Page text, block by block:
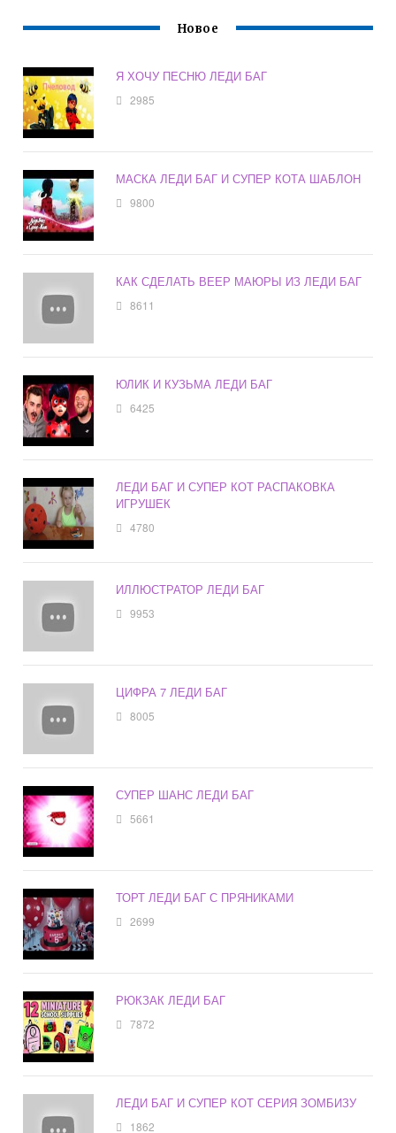
Новое
Я ХОЧУ ПЕСНЮ ЛЕДИ БАГ
2985
МАСКА ЛЕДИ БАГ И СУПЕР КОТА ШАБЛОН
9800
КАК СДЕЛАТЬ ВЕЕР МАЮРЫ ИЗ ЛЕДИ БАГ
8611
ЮЛИК И КУЗЬМА ЛЕДИ БАГ
6425
ЛЕДИ БАГ И СУПЕР КОТ РАСПАКОВКА
ИГРУШЕК
4780
ИЛЛЮСТРАТОР ЛЕДИ БАГ
9953
ЦИФРА 7 ЛЕДИ БАГ
8005
СУПЕР ШАНС ЛЕДИ БАГ
5661
ТОРТ ЛЕДИ БАГ С ПРЯНИКАМИ
2699
РЮКЗАК ЛЕДИ БАГ
7872
ЛЕДИ БАГ И СУПЕР КОТ СЕРИЯ ЗОМБИЗУ
1862